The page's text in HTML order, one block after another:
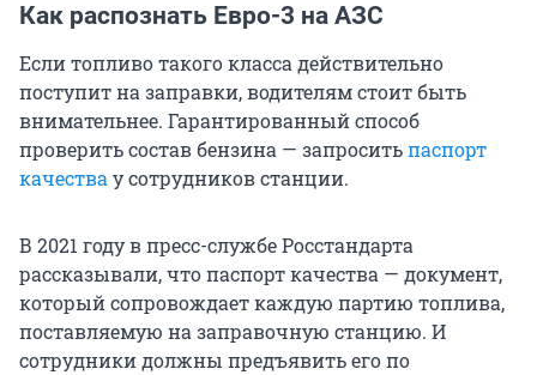
Как распознать Евро-3 на АЗС
Если топливо такого класса действительно
поступит на заправки, водителям стоит быть
внимательнее. Гарантированный способ
проверить состав бензина — запроситьпаспорт
качествау сотрудников станции.
В 2021 году в пресс-службе Росстандарта
рассказывали, что паспорт качества — документ,
который сопровождает каждую партию топлива,
поставляемую на заправочную станцию. И
сотрудники должны предъявить его по